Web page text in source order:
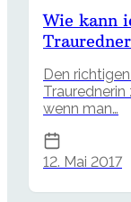
Wie kann
Den
wenn man…
12. Mai 2017